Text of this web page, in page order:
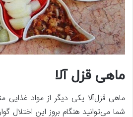
ماهی قزل آلا
ماهی قزل‌آلا یکی دیگر از مواد غذایی
شما می‌توانید هنگام بروز این اختلال